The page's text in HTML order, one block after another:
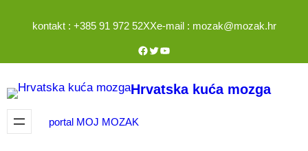
kontakt : +385 91 972 52XXe-mail : mozak@mozak.hr
Facebook
Twitter
YouTube
Hrvatska kuća mozga
portal MOJ MOZAK